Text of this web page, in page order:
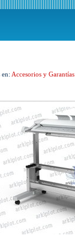
en: Accesorios y Garantías